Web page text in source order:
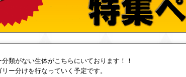
類がない生体がこちらにいております！！
ー分けを行なっていく予定です。